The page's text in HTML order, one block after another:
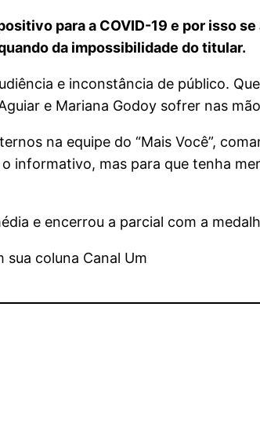
para a COVID-19 e por isso
da impossibilidade do titular.
e inconstância de público.
e Mariana Godoy sofrer nas
na equipe do “Mais Você”,
informativo, mas para que tenha
e encerrou a parcial com a
coluna Canal Um